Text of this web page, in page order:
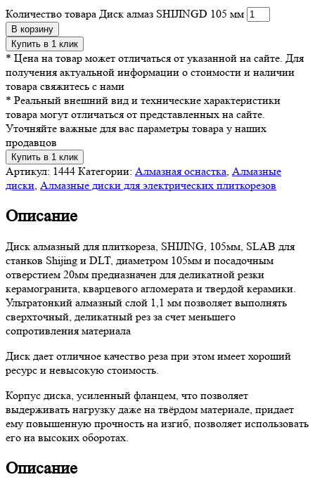
Количество товара Диск алмаз SHIJINGD 105 мм
В корзину
Купить в 1 клик
* Цена на товар может отличаться от указанной на сайте. Для
получения актуальной информации о стоимости и наличии
товара свяжитесь с нами
* Реальный внешний вид и технические характеристики
товара могут отличаться от представленных на сайте.
Уточняйте важные для вас параметры товара у наших
продавцов
Купить в 1 клик
Артикул: 1444 Категории: Алмазная оснастка Алмазные
диски Алмазные диски для электрических плиткорезов
Описание
Диск алмазный для плиткореза, SHIJING, 105мм, SLAB для
станков Shijing и DLT, диаметром 105мм и посадочным
отверстием 20мм предназначен для деликатной резки
керамогранита, кварцевого агломерата и твердой керамики.
Ультратонкий алмазный слой 1,1 мм позволяет выполнять
сверхточный, деликатный рез за счет меньшего
сопротивления материала
Диск дает отличное качество реза при этом имеет хороший
ресурс и невысокую стоимость.
Корпус диска, усиленный фланцем, что позволяет
выдерживать нагрузку даже на твёрдом материале, придает
ему повышенную прочность на изгиб, позволяет использовать
его на высоких оборотах.
Описание